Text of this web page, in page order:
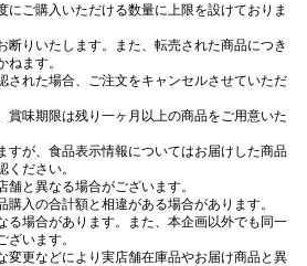
にご購入いただける数量に上限を設けておりま
断りいたします。また、転売された商品につき
ねます。
された場合、ご注文をキャンセルさせていただ
賞味期限は残り一ヶ月以上の商品をご用意いた
すが、食品表示情報についてはお届けした商品
ください。
と異なる場合がございます。
購入の合計額と相違がある場合があります。
る場合があります。また、本企画以外でも同一
います。
変更などにより実店舗在庫品やお届け商品と異